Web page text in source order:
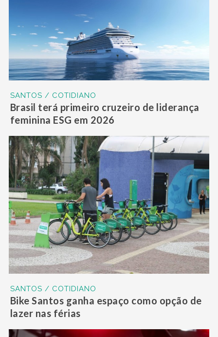
SANTOS / COTIDIANO
Brasil terá primeiro cruzeiro de liderança
feminina ESG em 2026
SANTOS / COTIDIANO
Bike Santos ganha espaço como opção de
lazer nas férias